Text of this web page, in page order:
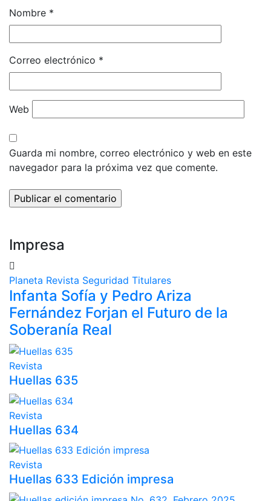
Nombre *
Correo electrónico *
Web
Guarda mi nombre, correo electrónico y web en este
navegador para la próxima vez que comente.
Impresa
Planeta Revista Seguridad Titulares
Infanta Sofía y Pedro Ariza
Fernández Forjan el Futuro de la
Soberanía Real
Revista
Huellas 635
Revista
Huellas 634
Revista
Huellas 633 Edición impresa